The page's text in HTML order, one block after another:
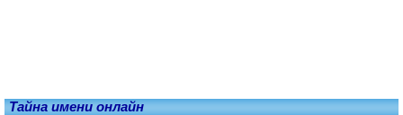
Тайна имени онлайн